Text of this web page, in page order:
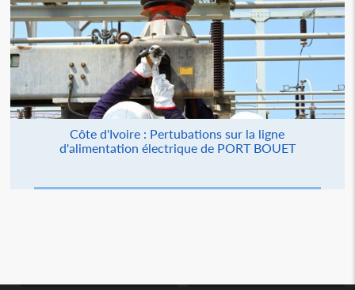
Côte d'Ivoire : Pertubations sur la ligne
d'alimentation électrique de PORT BOUET